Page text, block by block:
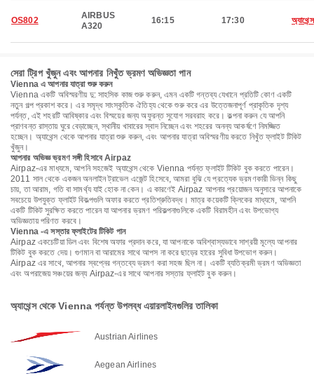
OS802
AIRBUS
A320
16:15 17:30 অ্যাথেন্স
সেরা ট্রিপ খুঁজুন এবং আপনার নিখুঁত ভ্রমণ অভিজ্ঞতা পান
Vienna এ আপনার যাত্রা শুরু করুন
Vienna একটি অবিস্মরণীয় দু: সাহসিক কাজ শুরু করুন, এমন একটি গন্তব্য যেখানে প্রতিটি কোণ একটি
নতুন গল্প প্রকাশ করে। এর সমৃদ্ধ সাংস্কৃতিক ঐতিহ্য থেকে শুরু করে এর উত্তেজনাপূর্ণ প্রাকৃতিক দৃশ্য
পর্যন্ত, এই শহরটি আবিষ্কার এবং বিস্ময়ের জন্য অফুরন্ত সুযোগ সরবরাহ করে। কল্পনা করুন যে আপনি
প্রাণবন্ত রাস্তায় ঘুরে বেড়াচ্ছেন, স্থানীয় খাবারের স্বাদ নিচ্ছেন এবং শহরের অনন্য আকর্ষণে নিমজ্জিত
হচ্ছেন। অ্যাথেন্স থেকে আপনার যাত্রা শুরু করুন, এবং আপনার যাত্রা অবিস্মরণীয় করতে নিখুঁত ফ্লাইট টিকিট
খুঁজুন।
আপনার অভিজ্ঞ ভ্রমণ সঙ্গী হিসাবে Airpaz
Airpaz-এর মাধ্যমে, আপনি সহজেই অ্যাথেন্স থেকে Vienna পর্যন্ত ফ্লাইট টিকিট বুক করতে পারেন।
2011 সাল থেকে একজন অনলাইন ট্রাভেল এজেন্ট হিসেবে, আমরা বুঝি যে প্রত্যেক ভ্রমণকারী ভিন্ন কিছু
চায়, তা আরাম, গতি বা সামর্থ্য যাই হোক না কেন। এ কারণেই Airpaz আপনার প্রয়োজন অনুসারে আপনাকে
সবচেয়ে উপযুক্ত ফ্লাইট বিকল্পগুলি অফার করতে প্রতিশ্রুতিবদ্ধ। মাত্র কয়েকটি ক্লিকের মাধ্যমে, আপনি
একটি টিকিট সুরক্ষিত করতে পারেন যা আপনার ভ্রমণ পরিকল্পনাগুলিকে একটি বিরামহীন এবং উপভোগ্য
অভিজ্ঞতায় পরিণত করবে।
Vienna -এ সস্তার ফ্লাইটের টিকিট পান
Airpaz একচেটিয়া ডিল এবং বিশেষ অফার প্রদান করে, যা আপনাকে অবিশ্বাস্যভাবে সাশ্রয়ী মূল্যে আপনার
টিকিট বুক করতে দেয়। গুণমান বা আরামের সাথে আপস না করে ছাড়ের হারের সুবিধা উপভোগ করুন।
Airpaz এর সাথে, আপনার স্বপ্নের গন্তব্যে ভ্রমণ করা সহজ ছিল না। একটি ব্যতিক্রমী ভ্রমণ অভিজ্ঞতা
এবং অপরাজেয় সঞ্চয়ের জন্য Airpaz-এর সাথে আপনার সস্তার ফ্লাইট বুক করুন।
অ্যাথেন্স থেকে Vienna পর্যন্ত উপলব্ধ এয়ারলাইনগুলির তালিকা
Austrian Airlines
Aegean Airlines